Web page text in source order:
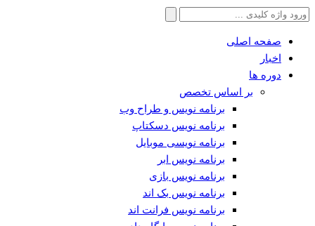
جستجو
صفحه اصلی
اخبار
دوره ها
بر اساس تخصص
برنامه نویس و طراح وب
برنامه نویس دسکتاپ
برنامه نویسی موبایل
برنامه نویس ابر
برنامه نویس بازی
برنامه نویس بک اند
برنامه نویس فرانت اند